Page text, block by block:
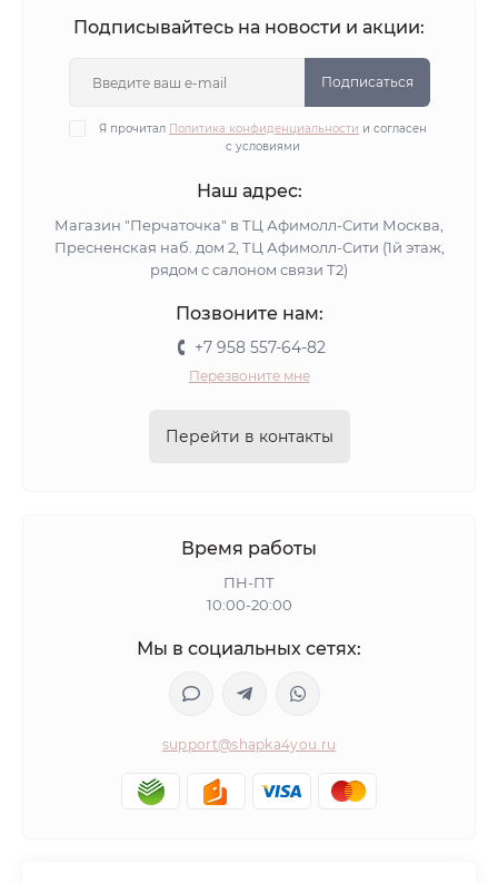
Подписывайтесь на новости и акции:
Подписаться
Я прочитал Политика конфиденциальности и согласен
с условиями
Наш адрес:
Магазин "Перчаточка" в ТЦ Афимолл-Сити Москва,
Пресненская наб. дом 2, ТЦ Афимолл-Сити (1й этаж,
рядом с салоном связи Т2)
Позвоните нам:
+7 958 557-64-82
Перезвоните мне
Перейти в контакты
Время работы
ПН-ПТ
10:00-20:00
Мы в социальных сетях:
support@shapka4you.ru